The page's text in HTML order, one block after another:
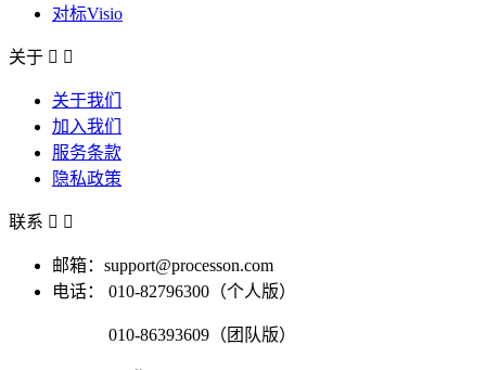
对标Visio
关于  
关于我们
加入我们
服务条款
隐私政策
联系  
邮箱：support@processon.com
电话：
010-82796300（个人版）
010-86393609（团队版）